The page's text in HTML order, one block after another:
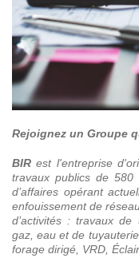
Rejoignez un Groupe
BIR est l'entreprise
travaux publics de 580
d’affaires opérant
enfouissement de
d’activités : travaux de
gaz, eau et de
forage dirigé, VRD,